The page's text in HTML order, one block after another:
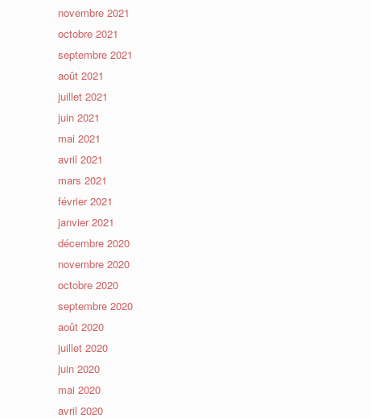
novembre 2021
octobre 2021
septembre 2021
août 2021
juillet 2021
juin 2021
mai 2021
avril 2021
mars 2021
février 2021
janvier 2021
décembre 2020
novembre 2020
octobre 2020
septembre 2020
août 2020
juillet 2020
juin 2020
mai 2020
avril 2020